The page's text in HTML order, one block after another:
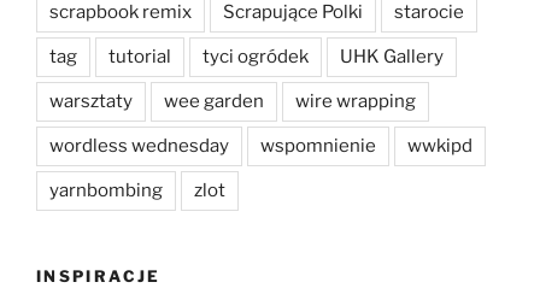
scrapbook remix Scrapujące Polki starocie
tag tutorial tyci ogródek UHK Gallery
warsztaty wee garden wire wrapping
wordless wednesday wspomnienie wwkipd
yarnbombing zlot
INSPIRACJE